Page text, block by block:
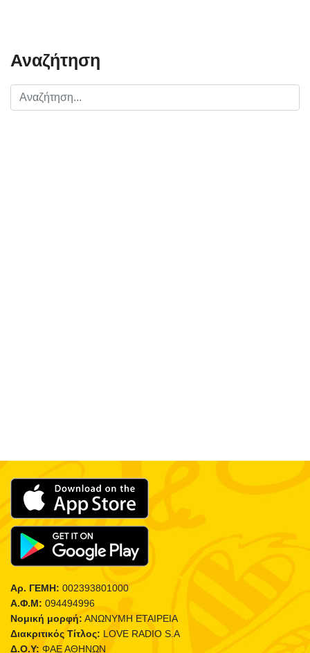
Αναζήτηση
Αρ. ΓΕΜΗ: 002393801000
Α.Φ.Μ: 094494996
Νομική μορφή: ΑΝΩΝΥΜΗ ΕΤΑΙΡΕΙΑ
Διακριτικός Τίτλος: LOVE RADIO S.A
Δ.Ο.Υ: ΦΑΕ ΑΘΗΝΩΝ